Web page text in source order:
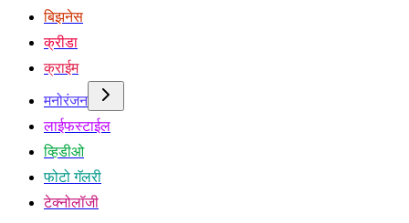
बिझनेस
क्रीडा
क्राईम
मनोरंजन
लाईफस्टाईल
व्हिडीओ
फोटो गॅलरी
टेक्नोलॉजी